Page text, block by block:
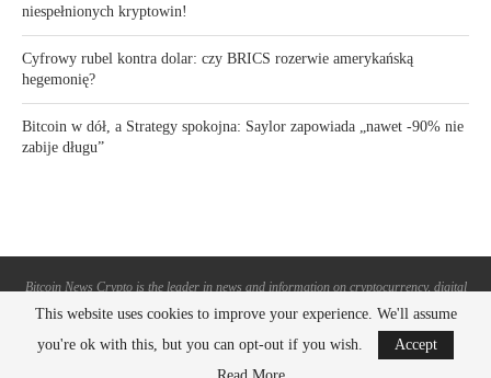
niespełnionych kryptowin!
Cyfrowy rubel kontra dolar: czy BRICS rozerwie amerykańską
hegemonię?
Bitcoin w dół, a Strategy spokojna: Saylor zapowiada „nawet -90% nie
zabije długu”
Bitcoin News Crypto is the leader in news and information on cryptocurrency, digital
assets and the future of money. Bitcoin News Crypto is here to help you with learning
the latest crypto news and bitcoin news.
BACK TO TOP
This website uses cookies to improve your experience. We'll assume
you're ok with this, but you can opt-out if you wish.
Accept